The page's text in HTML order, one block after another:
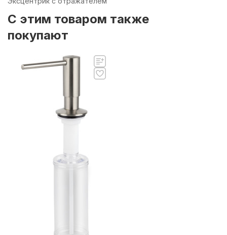
C этим товаром также
покупают